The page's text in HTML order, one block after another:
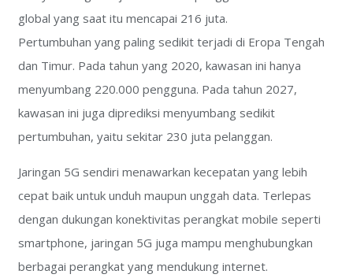
global yang saat itu mencapai 216 juta.
Pertumbuhan yang paling sedikit terjadi di Eropa Tengah
dan Timur. Pada tahun yang 2020, kawasan ini hanya
menyumbang 220.000 pengguna. Pada tahun 2027,
kawasan ini juga diprediksi menyumbang sedikit
pertumbuhan, yaitu sekitar 230 juta pelanggan.
Jaringan 5G sendiri menawarkan kecepatan yang lebih
cepat baik untuk unduh maupun unggah data. Terlepas
dengan dukungan konektivitas perangkat mobile seperti
smartphone, jaringan 5G juga mampu menghubungkan
berbagai perangkat yang mendukung internet.